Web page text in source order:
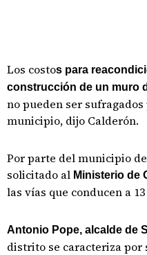
Los costos para
construcción de un muro
no pueden ser
municipio, dijo Calderón.
Por parte del municipio
solicitado al Ministerio de
las vías que conducen a
Antonio Pope, alcalde de
distrito se caracteriza por